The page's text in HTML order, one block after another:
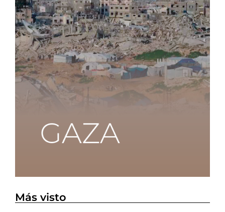
Más visto